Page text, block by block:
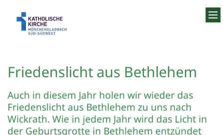
Friedenslicht aus Bethlehem
Auch in diesem Jahr holen wir wieder das
Friedenslicht aus Bethlehem zu uns nach
Wickrath. Wie in jedem Jahr wird das Licht in
der Geburtsgrotte in Bethlehem entzündet